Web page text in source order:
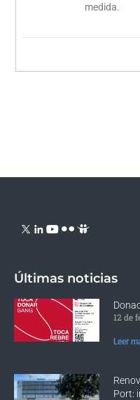
medida.
Últimas noticias
12 de
Leer
Port: